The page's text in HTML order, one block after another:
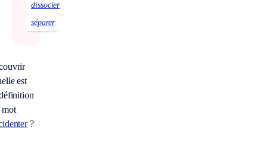
dissocier
séparer
est
?